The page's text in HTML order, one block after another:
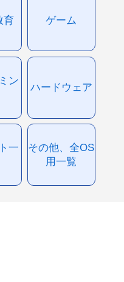
育 ゲーム
ン
ハードウェア
一
その他、全OS
用一覧